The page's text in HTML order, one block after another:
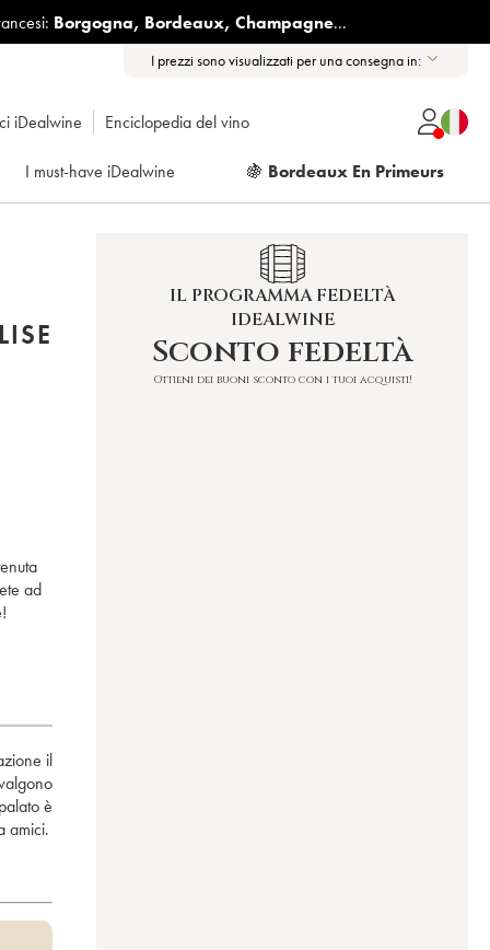
Borgogna, Bordeaux, Champagne...
I prezzi sono visualizzati per una consegna in:
iDealwine Enciclopedia del vino
I must-have iDealwine 🍇 Bordeaux En Primeurs
ad
il
è
amici.
IL PROGRAMMA FEDELTÀ
IDEALWINE
Sconto fedeltà
Ottieni dei buoni sconto con i tuoi acquisti!